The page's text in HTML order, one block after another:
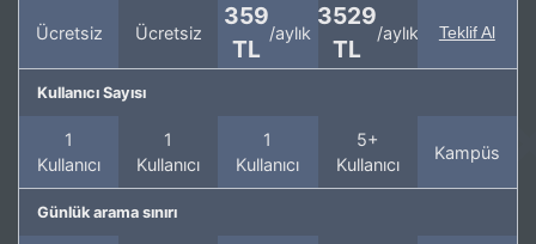
Ücretsiz Ücretsiz
359
TL
/aylık
3529
TL
/aylık Teklif Al
Kullanıcı Sayısı
1
Kullanıcı
1
Kullanıcı
1
Kullanıcı
5+
Kullanıcı
Kampüs
Günlük arama sınırı